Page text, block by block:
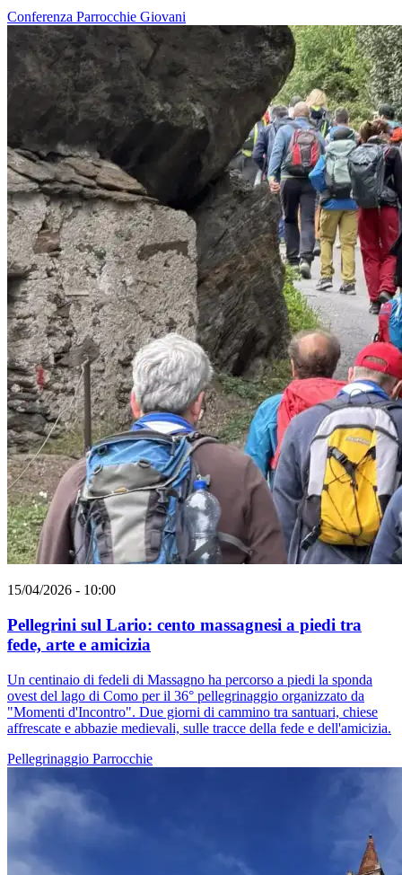
Conferenza Parrocchie Giovani
15/04/2026 - 10:00
Pellegrini sul Lario: cento massagnesi a piedi tra
fede, arte e amicizia
Un centinaio di fedeli di Massagno ha percorso a piedi la sponda
ovest del lago di Como per il 36° pellegrinaggio organizzato da
"Momenti d'Incontro". Due giorni di cammino tra santuari, chiese
affrescate e abbazie medievali, sulle tracce della fede e dell'amicizia.
Pellegrinaggio Parrocchie